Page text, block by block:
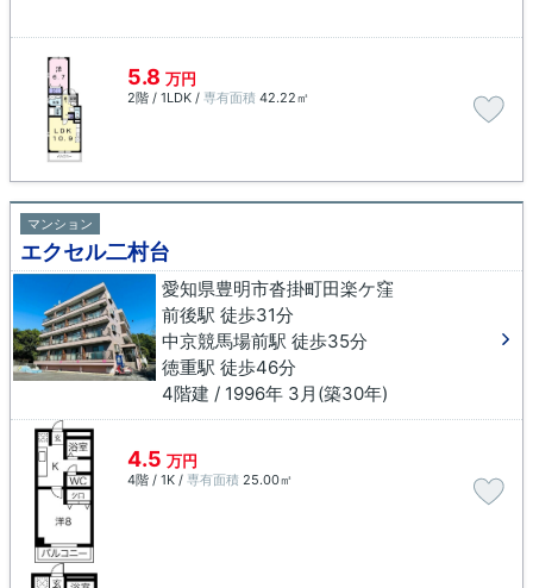
5.8 万円
2階 / 1LDK / 専有面積 42.22㎡
マンション
エクセル二村台
愛知県豊明市沓掛町田楽ケ窪
前後駅 徒歩31分
中京競馬場前駅 徒歩35分
徳重駅 徒歩46分
4階建 / 1996年 3月(築30年)
4.5 万円
4階 / 1K / 専有面積 25.00㎡